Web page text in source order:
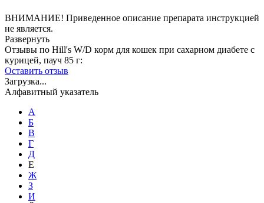
ВНИМАНИЕ! Приведенное описание препарата инструкцией
не является.
Развернуть
Отзывы по Hill's W/D корм для кошек при сахарном диабете с
курицей, пауч 85 г:
Оставить отзыв
Загрузка...
Алфавитный указатель
А
Б
В
Г
Д
Е
Ж
З
И